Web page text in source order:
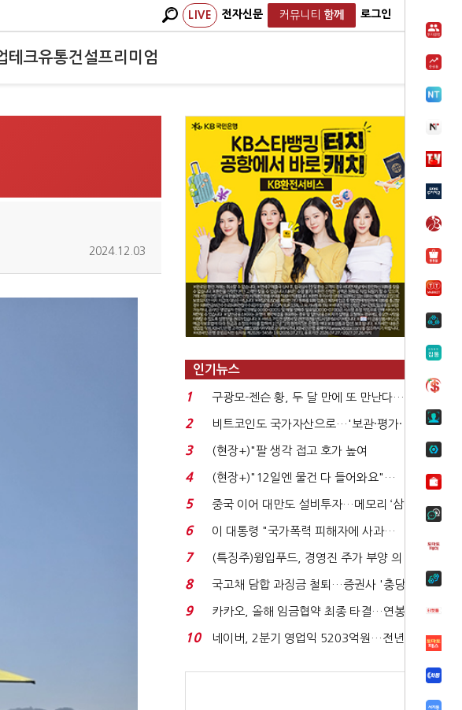
LIVE 전자신문 커뮤니티 함께 로그인
테크유통건설프리미엄
2024.12.03
인기뉴스
1
구광모-젠슨 황, 두 달 만에 또 만난다…
로봇·AI 등 논...
2
비트코인도 국가자산으로…'보관·평가·
처분' 기준은 ...
3
(현장+)"팔 생각 접고 호가 높여
요"…'덜 똘똘한 한 채' 20...
4
(현장+)"12일엔 물건 다 들어와요"…
빈 매대 채우며 문 연 ...
5
중국 이어 대만도 설비투자…메모리 ‘삼
국전쟁’
6
이 대통령 "국가폭력 피해자에 사과…
적극적 조사로 진...
7
(특징주)윙입푸드, 경영진 주가 부양 의
지에 상한가...
8
국고채 담합 과징금 철퇴…증권사 '충당
금 폭탄' 우려...
9
카카오, 올해 임금협약 최종 타결…연봉
6.3% 인상·격려...
10
네이버, 2분기 영업익 5203억원…전년